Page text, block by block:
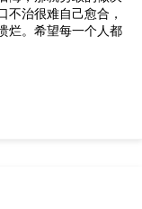
不治很难自己愈合，
烂。希望每一个人都